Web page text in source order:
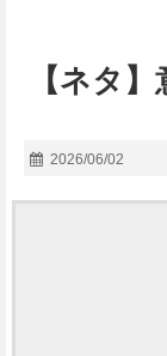
【ネタ
2026/06/02